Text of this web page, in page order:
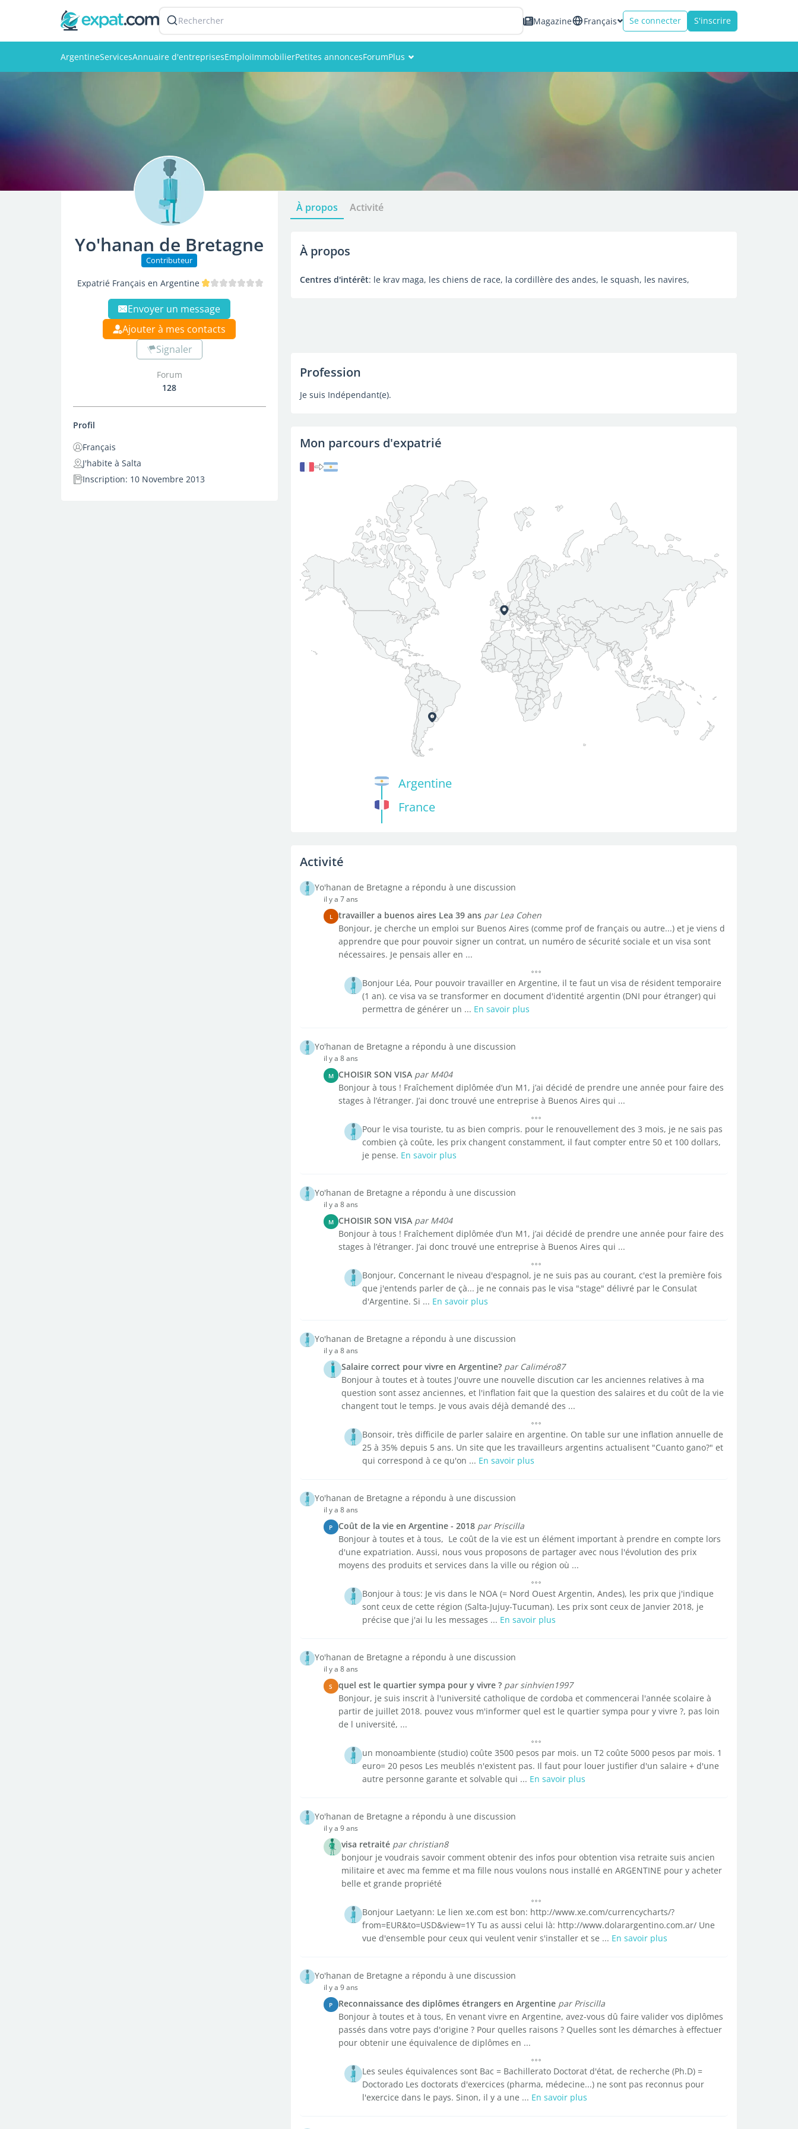
Rechercher Magazine Français Se connecter S'inscrire
ArgentineServicesAnnuaire d'entreprisesEmploiImmobilierPetites annoncesForumPlus
Yo'hanan de Bretagne
Contributeur
Expatrié Français en Argentine
Envoyer un message
Ajouter à mes contacts
Signaler
Forum
128
Profil
Français
J'habite à Salta
Inscription: 10 Novembre 2013
À propos Activité
À propos
Centres d'intérêt: le krav maga, les chiens de race, la cordillère des andes, le squash, les navires,
Profession
Je suis Indépendant(e).
Mon parcours d'expatrié
Argentine
France
Activité
Yo'hanan de Bretagne a répondu à une discussion
il y a 7 ans
L travailler a buenos aires Lea 39 ans par Lea Cohen
Bonjour, je cherche un emploi sur Buenos Aires (comme prof de français ou autre...) et je viens d
apprendre que pour pouvoir signer un contrat, un numéro de sécurité sociale et un visa sont
nécessaires. Je pensais aller en ...
Bonjour Léa, Pour pouvoir travailler en Argentine, il te faut un visa de résident temporaire
(1 an). ce visa va se transformer en document d'identité argentin (DNI pour étranger) qui
permettra de générer un ... En savoir plus
Yo'hanan de Bretagne a répondu à une discussion
il y a 8 ans
M CHOISIR SON VISA par M404
Bonjour à tous ! Fraîchement diplômée d’un M1, j’ai décidé de prendre une année pour faire des
stages à l’étranger. J’ai donc trouvé une entreprise à Buenos Aires qui ...
Pour le visa touriste, tu as bien compris. pour le renouvellement des 3 mois, je ne sais pas
combien çà coûte, les prix changent constamment, il faut compter entre 50 et 100 dollars,
je pense. En savoir plus
Yo'hanan de Bretagne a répondu à une discussion
il y a 8 ans
M CHOISIR SON VISA par M404
Bonjour à tous ! Fraîchement diplômée d’un M1, j’ai décidé de prendre une année pour faire des
stages à l’étranger. J’ai donc trouvé une entreprise à Buenos Aires qui ...
Bonjour, Concernant le niveau d'espagnol, je ne suis pas au courant, c'est la première fois
que j'entends parler de çà... je ne connais pas le visa "stage" délivré par le Consulat
d'Argentine. Si ... En savoir plus
Yo'hanan de Bretagne a répondu à une discussion
il y a 8 ans
Salaire correct pour vivre en Argentine? par Caliméro87
Bonjour à toutes et à toutes J'ouvre une nouvelle discution car les anciennes relatives à ma
question sont assez anciennes, et l'inflation fait que la question des salaires et du coût de la vie
changent tout le temps. Je vous avais déjà demandé des ...
Bonsoir, très difficile de parler salaire en argentine. On table sur une inflation annuelle de
25 à 35% depuis 5 ans. Un site que les travailleurs argentins actualisent "Cuanto gano?" et
qui correspond à ce qu'on ... En savoir plus
Yo'hanan de Bretagne a répondu à une discussion
il y a 8 ans
P Coût de la vie en Argentine - 2018 par Priscilla
Bonjour à toutes et à tous, Le coût de la vie est un élément important à prendre en compte lors
d'une expatriation. Aussi, nous vous proposons de partager avec nous l'évolution des prix
moyens des produits et services dans la ville ou région où ...
Bonjour à tous: Je vis dans le NOA (= Nord Ouest Argentin, Andes), les prix que j'indique
sont ceux de cette région (Salta-Jujuy-Tucuman). Les prix sont ceux de Janvier 2018, je
précise que j'ai lu les messages ... En savoir plus
Yo'hanan de Bretagne a répondu à une discussion
il y a 8 ans
S quel est le quartier sympa pour y vivre ? par sinhvien1997
Bonjour, je suis inscrit à l'université catholique de cordoba et commencerai l'année scolaire à
partir de juillet 2018. pouvez vous m'informer quel est le quartier sympa pour y vivre ?, pas loin
de l université, ...
un monoambiente (studio) coûte 3500 pesos par mois. un T2 coûte 5000 pesos par mois. 1
euro= 20 pesos Les meublés n'existent pas. Il faut pour louer justifier d'un salaire + d'une
autre personne garante et solvable qui ... En savoir plus
Yo'hanan de Bretagne a répondu à une discussion
il y a 9 ans
visa retraité par christian8
bonjour je voudrais savoir comment obtenir des infos pour obtention visa retraite suis ancien
militaire et avec ma femme et ma fille nous voulons nous installé en ARGENTINE pour y acheter
belle et grande propriété
Bonjour Laetyann: Le lien xe.com est bon: http://www.xe.com/currencycharts/?
from=EUR&to=USD&view=1Y Tu as aussi celui là: http://www.dolarargentino.com.ar/ Une
vue d'ensemble pour ceux qui veulent venir s'installer et se ... En savoir plus
Yo'hanan de Bretagne a répondu à une discussion
il y a 9 ans
P Reconnaissance des diplômes étrangers en Argentine par Priscilla
Bonjour à toutes et à tous, En venant vivre en Argentine, avez-vous dû faire valider vos diplômes
passés dans votre pays d'origine ? Pour quelles raisons ? Quelles sont les démarches à effectuer
pour obtenir une équivalence de diplômes en ...
Les seules équivalences sont Bac = Bachillerato Doctorat d'état, de recherche (Ph.D) =
Doctorado Les doctorats d'exercices (pharma, médecine...) ne sont pas reconnus pour
l'exercice dans le pays. Sinon, il y a une ... En savoir plus